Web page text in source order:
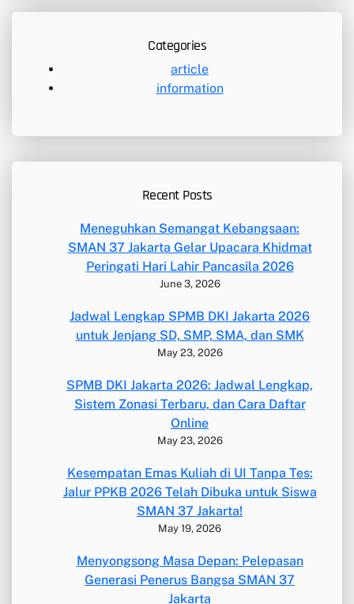
Categories
article
information
Recent Posts
Meneguhkan Semangat Kebangsaan:
SMAN 37 Jakarta Gelar Upacara Khidmat
Peringati Hari Lahir Pancasila 2026
June 3, 2026
Jadwal Lengkap SPMB DKI Jakarta 2026
untuk Jenjang SD, SMP, SMA, dan SMK
May 23, 2026
SPMB DKI Jakarta 2026: Jadwal Lengkap,
Sistem Zonasi Terbaru, dan Cara Daftar
Online
May 23, 2026
Kesempatan Emas Kuliah di UI Tanpa Tes:
Jalur PPKB 2026 Telah Dibuka untuk Siswa
SMAN 37 Jakarta!
May 19, 2026
Menyongsong Masa Depan: Pelepasan
Generasi Penerus Bangsa SMAN 37
Jakarta